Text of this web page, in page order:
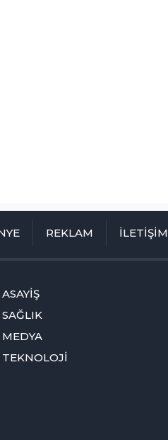
REKLAM İLETİŞİM
ASAYİŞ
SAĞLIK
MEDYA
TEKNOLOJİ